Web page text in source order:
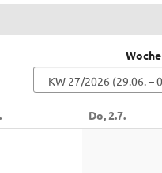
Woche
Do, 2.7.